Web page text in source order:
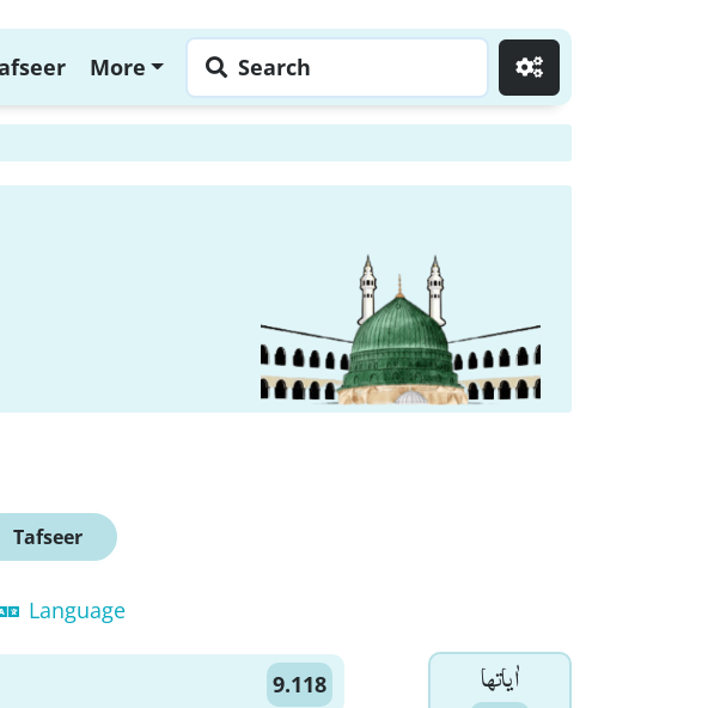
More Search
Tafseer
Language
اٰياتها 9.118